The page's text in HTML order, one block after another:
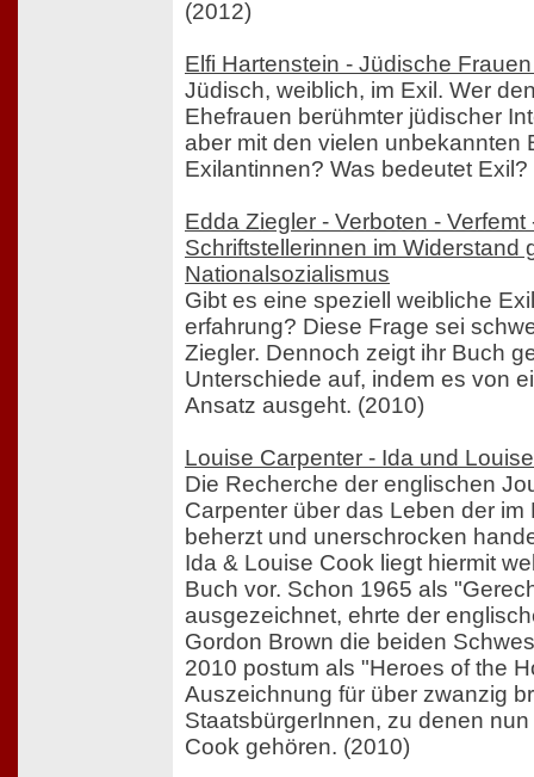
(2012)
Elfi Hartenstein - Jüdische
Jüdisch, weiblich, im Exil. Wer
Ehefrauen berühmter jüdischer
aber mit den vielen unbekannten
Exilantinnen? Was bedeutet Exil?
Edda Ziegler - Verboten - Verfemt
Schriftstellerinnen im Widerstand
Nationalsozialismus
Gibt es eine speziell weibliche
erfahrung? Diese Frage sei
Ziegler. Dennoch zeigt ihr Buch
Unterschiede auf, indem es von
Ansatz ausgeht. (2010)
Louise Carpenter - Ida und Louise
Die Recherche der englischen
Carpenter über das Leben der
beherzt und unerschrocken
Ida & Louise Cook liegt hiermit
Buch vor. Schon 1965 als
ausgezeichnet, ehrte der
Gordon Brown die beiden
2010 postum als "Heroes of the
Auszeichnung für über zwanzig
StaatsbürgerInnen, zu denen
Cook gehören. (2010)